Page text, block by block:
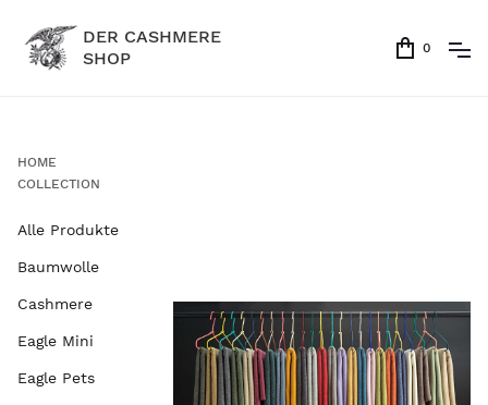
DER CASHMERE
SHOP
0
HOME
COLLECTION
Alle Produkte
Baumwolle
Cashmere
Eagle Mini
Eagle Pets